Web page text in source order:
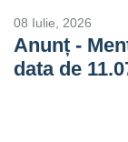
08 Iulie, 2026
Anunț -
data de